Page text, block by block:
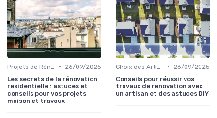
•
26/09/2025
Les secrets de la rénovation
résidentielle : astuces et
conseils pour vos projets
maison et travaux
•
26/09/2025
Conseils pour réussir vos
travaux de rénovation avec
un artisan et des astuces DIY